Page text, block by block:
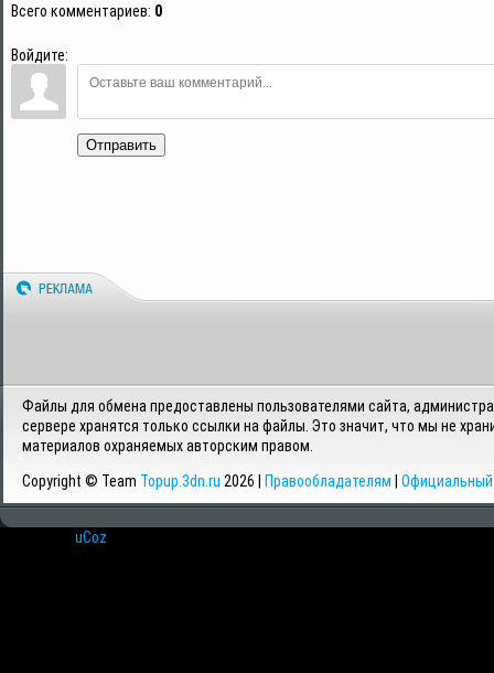
Всего комментариев: 0
Войдите:
Отправить
Файлы для обмена предоставлены пользователями сайта,
сервере хранятся только ссылки на файлы. Это значит, что мы не
материалов охраняемых авторским правом.
Copyright © Team Topup.3dn.ru 2026 | Правообладателям Официальный
uCoz